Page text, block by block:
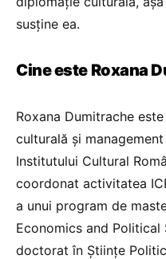
susține ea.
Cine este Roxana
Roxana Dumitrache
culturală și
Institutului Cultural
coordonat activitatea
a unui program de
Economics and Political
doctorat în Științe